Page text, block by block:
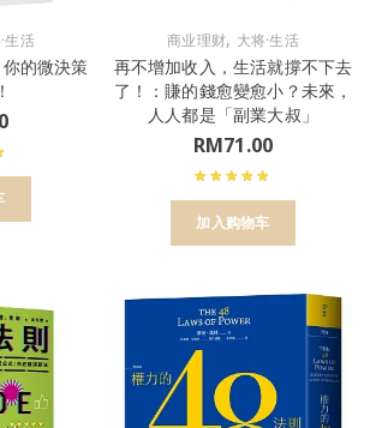
生活
的微決策
商业理财, 大将·生活
再不增加收入，生活就撐不下去
了！：賺的錢愈變愈小？未來，
人人都是「副業大叔」
RM71.00
加入购物车